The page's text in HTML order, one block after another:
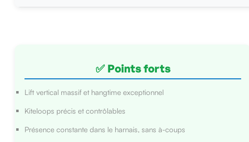
✅ Points forts
Lift vertical massif et hangtime exceptionnel
Kiteloops précis et contrôlables
Présence constante dans le harnais, sans à-coups